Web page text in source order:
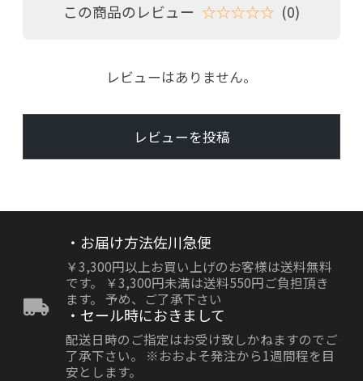
この商品のレビュー ☆☆☆☆☆ (0)
レビューはありません。
レビューを投稿
・お届け方法佐川急便
￥3,300円以上お買い上げのお客様は送料無料
です。 ￥3,300円未満は送料550円ご負担頂き
ます。 予め、ご了承下さい
・セール時におきまして
配送日時のご指定はお受け致しかねますのでご
了承下さい。 ※おおよそ発注から1週間程を目
安とします。